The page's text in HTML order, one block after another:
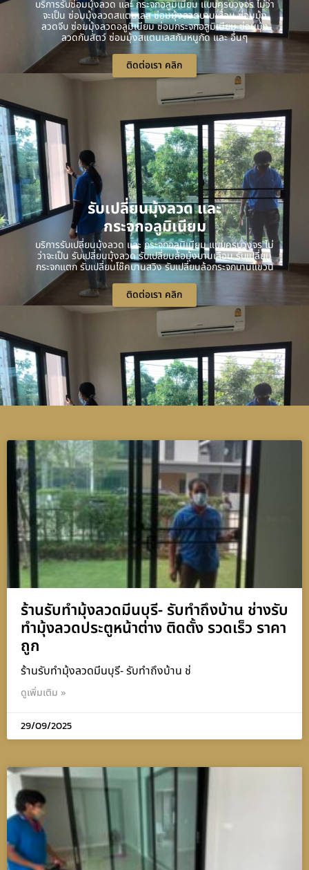
บริการรับซ่อมมุ้งลวด และ กระจกอลูมิเนียม แบบครบวงจร ไม่ว่า
จะเป็น ซ่อมมุ้งลวดสแตนเลส ซ่อมมุ้งลวดบานเลื่อน ซ่อมมุ้ง
ลวดจีบ ซ่อมมุ้งลวดอลูมิเนียม ซ่อมกระจกอลูมิเนียม ซ่อมมุ้ง
ลวดกันสัตว์ ซ่อมมุ้งสแตนเลสกันหนูกัด และ อื่นๆ
ติดต่อเรา คลิก
รับเปลี่ยนมุ้งลวด และ
กระจกอลูมิเนียม
บริการรับเปลี่ยนมุ้งลวด และ กระจกอลูมิเนียม แบบครบวงจร ไม่
ว่าจะเป็น รับเปลี่ยนมุ้งลวด รับเปลี่ยนล้อมุ้งบานเลื่อน รับเปลี่ยน
กระจกแตก รับเปลี่ยนโช๊คบานสวิง รับเปลี่ยนล้อกระจกบานแขวน
ติดต่อเรา คลิก
ร้านรับทำมุ้งลวดมีนบุรี- รับทำถึงบ้าน ช่างรับ
ทำมุ้งลวดประตูหน้าต่าง ติดตั้ง รวดเร็ว ราคา
ถูก
ร้านรับทำมุ้งลวดมีนบุรี- รับทำถึงบ้าน ช่
ดูเพิ่มเติม »
29/09/2025